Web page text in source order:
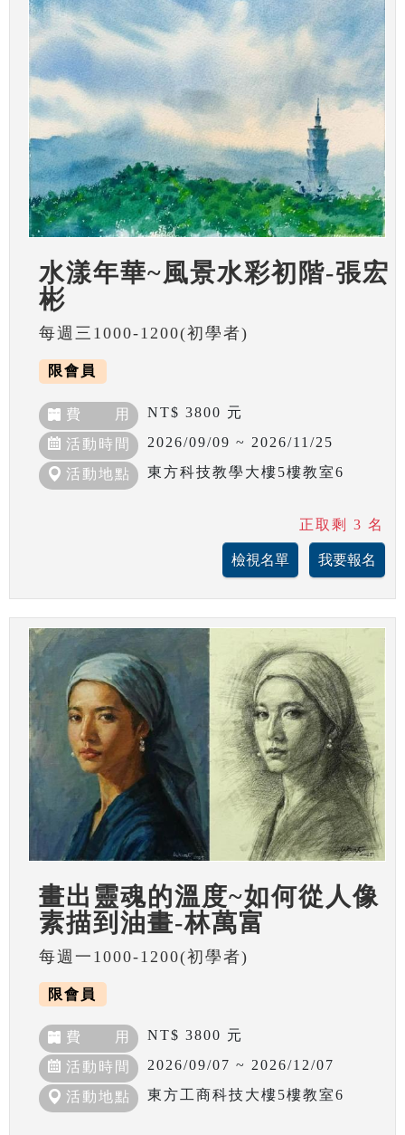
水漾年華~風景水彩初階-張宏
彬
每週三1000-1200(初學者)
限會員
費 用 NT$ 3800 元
活動時間 2026/09/09 ~ 2026/11/25
活動地點 東方科技教學大樓5樓教室6
正取剩 3 名
畫出靈魂的溫度~如何從人像
素描到油畫-林萬富
每週一1000-1200(初學者)
限會員
費 用 NT$ 3800 元
活動時間 2026/09/07 ~ 2026/12/07
活動地點 東方工商科技大樓5樓教室6